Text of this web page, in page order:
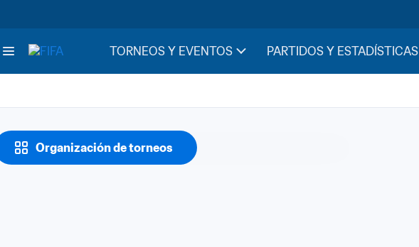
TORNEOS Y EVENTOS PARTIDOS Y ESTADÍSTICAS
Organización de torneos